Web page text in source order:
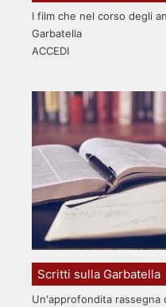
I film che nel corso degli
Garbatella
ACCEDI
Scritti sulla Garbatella
Un'approfondita rassegna